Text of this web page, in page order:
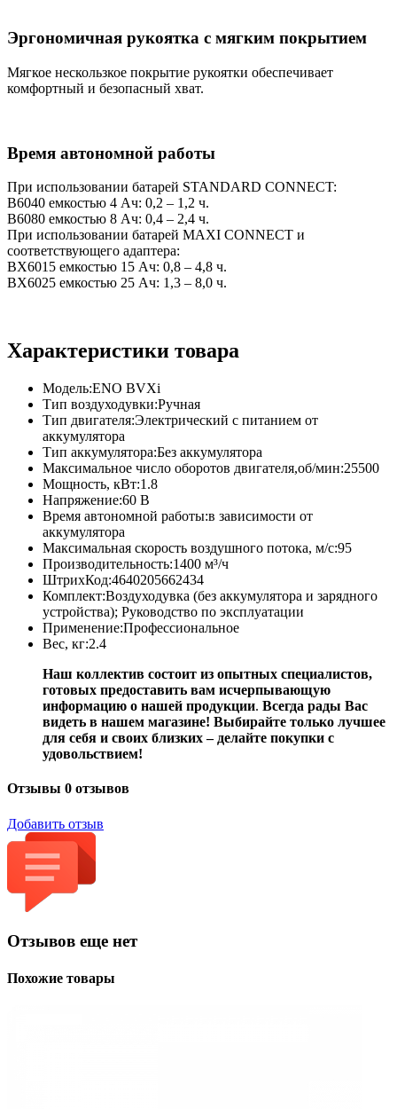
Эргономичная рукоятка с мягким покрытием
Мягкое нескользкое покрытие рукоятки обеспечивает
комфортный и безопасный хват.
Время автономной работы
При использовании батарей STANDARD CONNECT:
B6040 емкостью 4 Ач: 0,2 – 1,2 ч.
B6080 емкостью 8 Ач: 0,4 – 2,4 ч.
При использовании батарей MAXI CONNECT и
соответствующего адаптера:
BX6015 емкостью 15 Ач: 0,8 – 4,8 ч.
BX6025 емкостью 25 Ач: 1,3 – 8,0 ч.
Характеристики товара
Модель:ENO BVXi
Тип воздуходувки:Ручная
Тип двигателя:Электрический с питанием от
аккумулятора
Тип аккумулятора:Без аккумулятора
Максимальное число оборотов двигателя,об/мин:25500
Мощность, кВт:1.8
Напряжение:60 В
Время автономной работы:в зависимости от
аккумулятора
Максимальная скорость воздушного потока, м/с:95
Производительность:1400 м³/ч
ШтрихКод:4640205662434
Комплект:Воздуходувка (без аккумулятора и зарядного
устройства); Руководство по эксплуатации
Применение:Профессиональное
Вес, кг:2.4
Наш коллектив состоит из опытных специалистов,
готовых предоставить вам исчерпывающую
информацию о нашей продукции. Всегда рады Вас
видеть в нашем магазине! Выбирайте только лучшее
для себя и своих близких – делайте покупки с
удовольствием!
Отзывы 0 отзывов
Добавить отзыв
Отзывов еще нет
Похожие товары